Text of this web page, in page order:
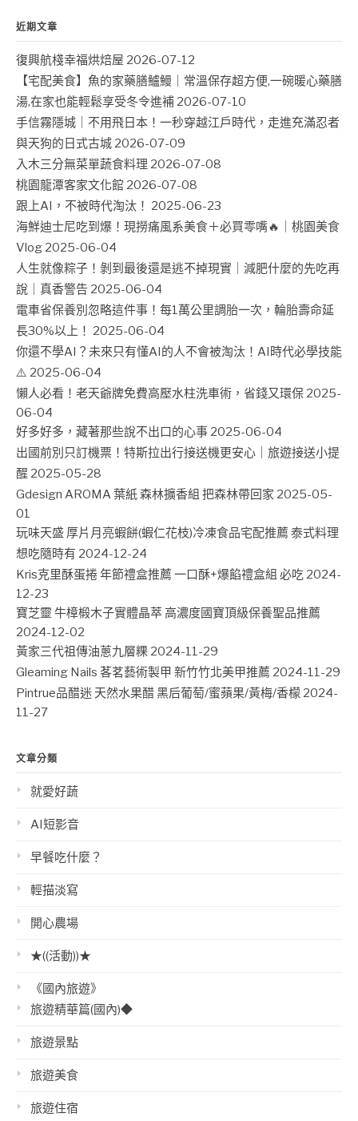
近期文章
復興航棧幸福烘焙屋 2026-07-12
【宅配美食】魚的家藥膳鱸鰻｜常溫保存超方便,一碗暖心藥膳
湯,在家也能輕鬆享受冬令進補 2026-07-10
手信霧隱城｜不用飛日本！一秒穿越江戶時代，走進充滿忍者
與天狗的日式古城 2026-07-09
入木三分無菜單蔬食料理 2026-07-08
桃園龍潭客家文化館 2026-07-08
跟上AI，不被時代淘汰！ 2025-06-23
海鮮迪士尼吃到爆！現撈痛風系美食＋必買零嘴🔥｜桃園美食
Vlog 2025-06-04
人生就像粽子！剝到最後還是逃不掉現實｜減肥什麼的先吃再
說｜真香警告 2025-06-04
電車省保養別忽略這件事！每1萬公里調胎一次，輪胎壽命延
長30%以上！ 2025-06-04
你還不學AI？未來只有懂AI的人不會被淘汰！AI時代必學技能
⚠️ 2025-06-04
懶人必看！老天爺牌免費高壓水柱洗車術，省錢又環保 2025-
06-04
好多好多，藏著那些說不出口的心事 2025-06-04
出國前別只訂機票！特斯拉出行接送機更安心｜旅遊接送小提
醒 2025-05-28
Gdesign AROMA 葉紙 森林擴香組 把森林帶回家 2025-05-
01
玩味天盛 厚片月亮蝦餅(蝦仁花枝)冷凍食品宅配推薦 泰式料理
想吃隨時有 2024-12-24
Kris克里酥蛋捲 年節禮盒推薦 一口酥+爆餡禮盒組 必吃 2024-
12-23
寶芝靈 牛樟椴木子實體晶萃 高濃度國寶頂級保養聖品推薦
2024-12-02
黃家三代祖傳油蔥九層粿 2024-11-29
Gleaming Nails 茖茗藝術製甲 新竹竹北美甲推薦 2024-11-29
Pintrue品醋迷 天然水果醋 黑后葡萄/蜜蘋果/黃梅/香檬 2024-
11-27
文章分類
就愛好蔬
AI短影音
早餐吃什麼？
輕描淡寫
開心農場
★((活動))★
《國內旅遊》
旅遊精華篇(國內)◆
旅遊景點
旅遊美食
旅遊住宿